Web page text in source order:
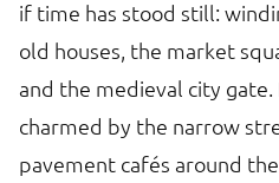
if time has stood still:
old houses, the market
and the medieval city
charmed by the narrow
pavement cafés around